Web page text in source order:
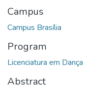
Campus
Campus Brasília
Program
Licenciatura em Dança
Abstract